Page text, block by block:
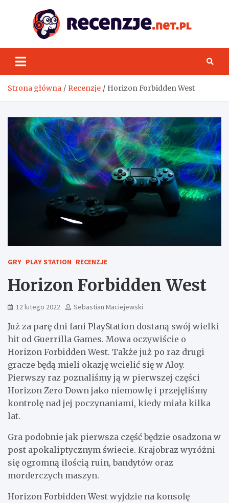
Strona główna Recenzje Horizon Forbidden West
GRY PLAY STATION RECENZJE
Horizon Forbidden West
12 lutego 2022 Sebastian Maciejewski
Już za parę dni fani PlayStation dostaną swój wielki
hit od Guerrilla Games. Mowa oczywiście o
Horizon Forbidden West. Także już po raz drugi
gracze będą mieli okazję wcielić się w Aloy.
Pierwszy raz poznaliśmy ją w pierwszej części
Horizon Zero Down jako niemowlę i przejęliśmy
kontrolę nad jej poczynaniami, kiedy miała kilka
lat.
Gra podobnie jak pierwsza część będzie osadzona w
post apokaliptycznym świecie. Krajobraz wyróżni
się ogromną ilością ruin, bandytów oraz
morderczych maszyn.
Horizon Forbidden West wyjdzie na konsolę